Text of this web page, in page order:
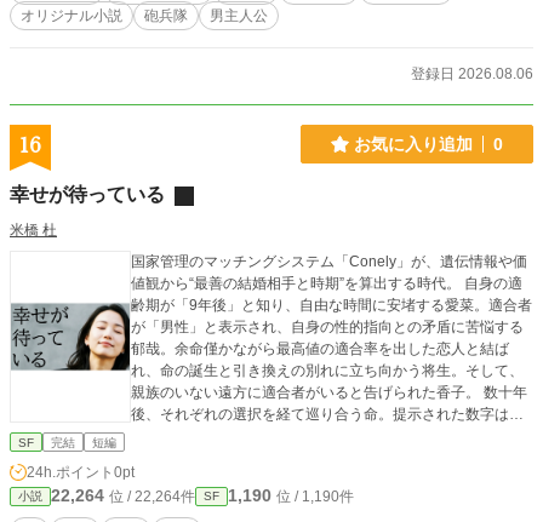
オリジナル小説
砲兵隊 男主人公
登録日 2026.08.06
16 お気に入り追加 0
幸せが待っている
米橋 杜
国家管理のマッチングシステム「Conely」が、遺伝情報や価
値観から“最善の結婚相手と時期”を算出する時代。 自身の適
齢期が「9年後」と知り、自由な時間に安堵する愛菜。適合者
が「男性」と表示され、自身の性的指向との矛盾に苦悩する
郁哉。余命僅かながら最高値の適合率を出した恋人と結ば
れ、命の誕生と引き換えの別れに立ち向かう将生。そして、
親族のいない遠方に適合者がいると告げられた香子。 数十年
後、それぞれの選択を経て巡り合う命。提示された数字は幸
SF 完結 短編
24h.ポイント 0pt
小説 22,264 位 / 22,264件 SF 1,190 位 / 1,190件